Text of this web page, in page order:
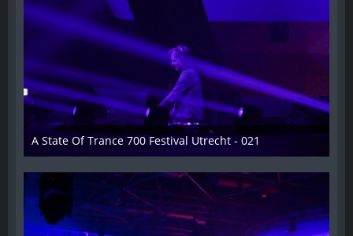
A State Of Trance 700 Festival Utrecht - 021
26. Februar 2015